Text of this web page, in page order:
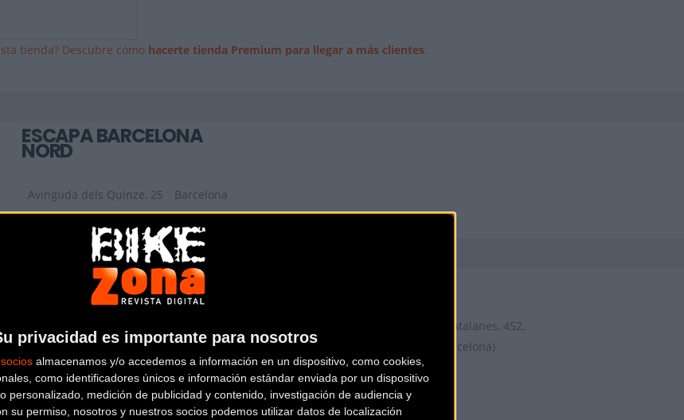
privacidad es importante para nosotros
socios almacenamos y/o accedemos a información en un dispositivo, como cookies,
como identificadores únicos e información estándar enviada por un dispositivo
personalizado, medición de publicidad y contenido, investigación de audiencia y
su permiso, nosotros y nuestros socios podemos utilizar datos de localización
tienda? Descubre cómo hacerte tienda Premium para llegar a más clientes.
ESCAPA BARCELONA
NORD
Avinguda dels Quinze, 25
Barcelona
(Barcelona)
KIDS ON WHEELS
18
Barcelona (Barcelona)
Gran Via de les Corts Catalanes, 452,
Barcelona (Barcelona)